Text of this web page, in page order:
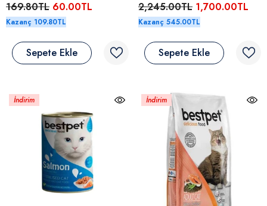
169.80TL 60.00TL
Kazanç 109.80TL
Sepete Ekle
2,245.00TL 1,700.00TL
Kazanç 545.00TL
Sepete Ekle
İndirim İndirim